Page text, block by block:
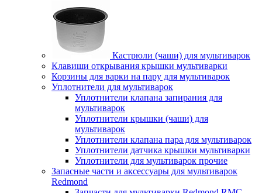
Кастрюли (чаши) для мультиварок
Клавиши открывания крышки мультиварки
Корзины для варки на пару для мультиварок
Уплотнители для мультиварок
Уплотнители клапана запирания для
мультиварок
Уплотнители крышки (чаши) для
мультиварок
Уплотнители клапана пара для мультиварок
Уплотнители датчика крышки мультиварки
Уплотнители для мультиварок прочие
Запасные части и аксессуары для мультиварок
Redmond